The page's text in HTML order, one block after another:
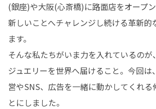
(銀座)や大阪(心斎橋)に路面店をオープ
新しいことへチャレンジし続ける革新的
ます。
そんな私たちがいま力を入れているのが
ジュエリーを世界へ届けること。今回は
営やSNS、広告を一緒に動かしてくれる
とにしました。